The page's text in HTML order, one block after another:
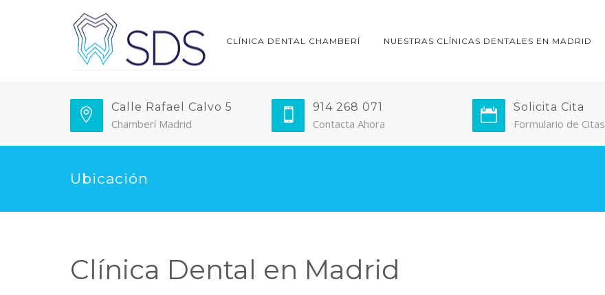
CLÍNICA DENTAL CHAMBERÍ NUESTRAS CLÍNICAS DENTALES EN MADRID
Calle Rafael Calvo 5
Chamberí Madrid
914 268 071
Contacta Ahora
Solicita Cita
Formulario de Citas
Ubicación
Clínica Dental en Madrid